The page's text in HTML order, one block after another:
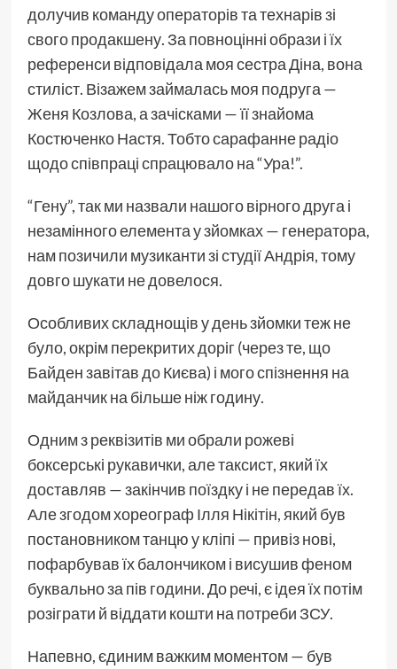
долучив команду операторів та технарів зі
свого продакшену. За повноцінні образи і їх
референси відповідала моя сестра Діна, вона
стиліст. Візажем займалась моя подруга —
Женя Козлова, а зачісками — її знайома
Костюченко Настя. Тобто сарафанне радіо
щодо співпраці спрацювало на “Ура!”.
“Гену”, так ми назвали нашого вірного друга і
незамінного елемента у зйомках — генератора,
нам позичили музиканти зі студії Андрія, тому
довго шукати не довелося.
Особливих складнощів у день зйомки теж не
було, окрім перекритих доріг (через те, що
Байден завітав до Києва) і мого спізнення на
майданчик на більше ніж годину.
Одним з реквізитів ми обрали рожеві
боксерські рукавички, але таксист, який їх
доставляв — закінчив поїздку і не передав їх.
Але згодом хореограф Ілля Нікітін, який був
постановником танцю у кліпі — привіз нові,
пофарбував їх балончиком і висушив феном
буквально за пів години. До речі, є ідея їх потім
розіграти й віддати кошти на потреби ЗСУ.
Напевно, єдиним важким моментом — був